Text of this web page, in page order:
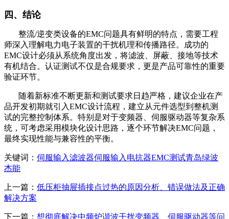
四、结论
整流/逆变类设备的EMC问题具有鲜明的特点，需要工程
师深入理解电力电子装置的干扰机理和传播路径。成功的
EMC设计必须从系统角度出发，将滤波、屏蔽、接地等技术
有机结合。认证测试不仅是合规要求，更是产品可靠性的重要
验证环节。
随着新标准不断更新和测试要求日趋严格，建议企业在产
品开发初期就引入EMC设计流程，建立从元件选型到整机测
试的完整控制体系。特别是对于变频器、伺服驱动器等复杂系
统，可考虑采用模块化设计思路，逐个环节解决EMC问题，
最终实现性能与兼容性的平衡。
关键词： 伺服输入滤波器伺服输入电抗器EMC测试青岛绿波
杰能
上一篇： 低压柜抽屉插接点过热的原因分析、错误做法及正确
解决方案
下一篇： 想彻底解决中频炉谐波干扰变频器、伺服驱动器等问